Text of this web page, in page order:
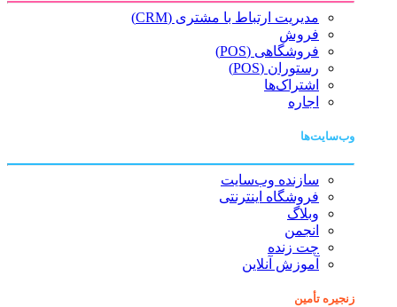
مدیریت ارتباط با مشتری (CRM)
فروش
فروشگاهی (POS)
رستوران (POS)
اشتراک‌ها
اجاره
وب‌سایت‌ها
سازنده وب‌سایت
فروشگاه اینترنتی
وبلاگ
انجمن
چت زنده
آموزش آنلاین
زنجیره تأمین